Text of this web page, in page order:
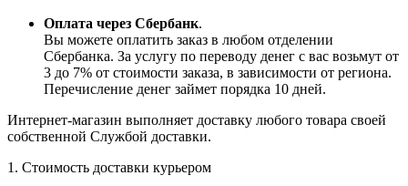
Оплата через Сбербанк.
Вы можете оплатить заказ в любом отделении
Сбербанка. За услугу по переводу денег с вас возьмут от
3 до 7% от стоимости заказа, в зависимости от региона.
Перечисление денег займет порядка 10 дней.
Интернет-магазин выполняет доставку любого товара своей
собственной Службой доставки.
1. Стоимость доставки курьером